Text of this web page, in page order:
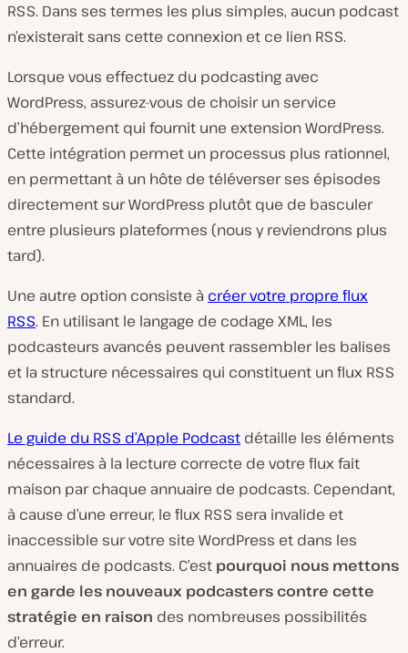
RSS. Dans ses termes les plus simples, aucun podcast
n’existerait sans cette connexion et ce lien RSS.
Lorsque vous effectuez du podcasting avec
WordPress, assurez-vous de choisir un service
d’hébergement qui fournit une extension WordPress.
Cette intégration permet un processus plus rationnel,
en permettant à un hôte de téléverser ses épisodes
directement sur WordPress plutôt que de basculer
entre plusieurs plateformes (nous y reviendrons plus
tard).
Une autre option consiste à créer votre propre flux
RSS. En utilisant le langage de codage XML, les
podcasteurs avancés peuvent rassembler les balises
et la structure nécessaires qui constituent un flux RSS
standard.
Le guide du RSS d’Apple Podcast détaille les éléments
nécessaires à la lecture correcte de votre flux fait
maison par chaque annuaire de podcasts. Cependant,
à cause d’une erreur, le flux RSS sera invalide et
inaccessible sur votre site WordPress et dans les
annuaires de podcasts. C’est pourquoi nous mettons
en garde les nouveaux podcasters contre cette
stratégie en raison des nombreuses possibilités
d’erreur.